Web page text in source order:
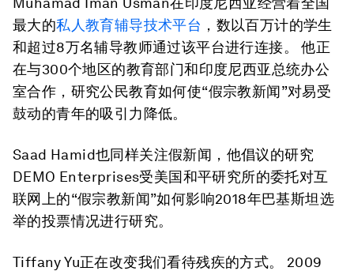
最大的私人教育辅导技术平台 ，数以百万计的学生
和超过8万名辅导教师通过该平台进行连接。 他正
在与300个地区的教育部门和印度尼西亚总统办公
室合作，研究公民教育如何使“假宗教新闻”对易受
鼓动的青年的吸引力降低。
Saad Hamid也同样关注假新闻，他倡议的研究
DEMO Enterprises受美国和平研究所的委托对互
联网上的“假宗教新闻”如何影响2018年巴基斯坦选
举的投票情况进行研究。
Tiffany Yu正在改变我们看待残疾的方式。 2009